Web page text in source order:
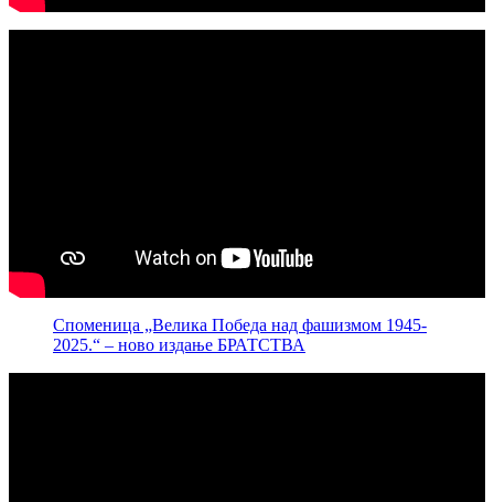
Споменица „Велика Победа над фашизмом 1945-
2025.“ – ново издање БРАТСТВА